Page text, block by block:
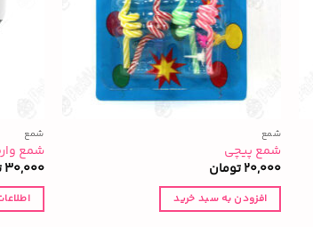
شمع
شمع پیچی
20,000تومان
افزودن به سبد خرید
شمع
شمع وارمر
30,000